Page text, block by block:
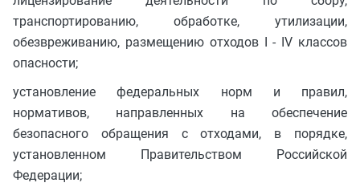
транспортированию, обработке, утилизации,
обезвреживанию, размещению отходов I - IV классов
опасности;
установление федеральных норм и правил,
нормативов, направленных на обеспечение
безопасного обращения с отходами, в порядке,
установленном Правительством Российской
Федерации;